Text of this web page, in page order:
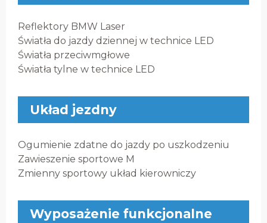
Reflektory BMW Laser
Światła do jazdy dziennej w technice LED
Światła przeciwmgłowe
Światła tylne w technice LED
Układ jezdny
Ogumienie zdatne do jazdy po uszkodzeniu
Zawieszenie sportowe M
Zmienny sportowy układ kierowniczy
Wyposażenie funkcjonalne